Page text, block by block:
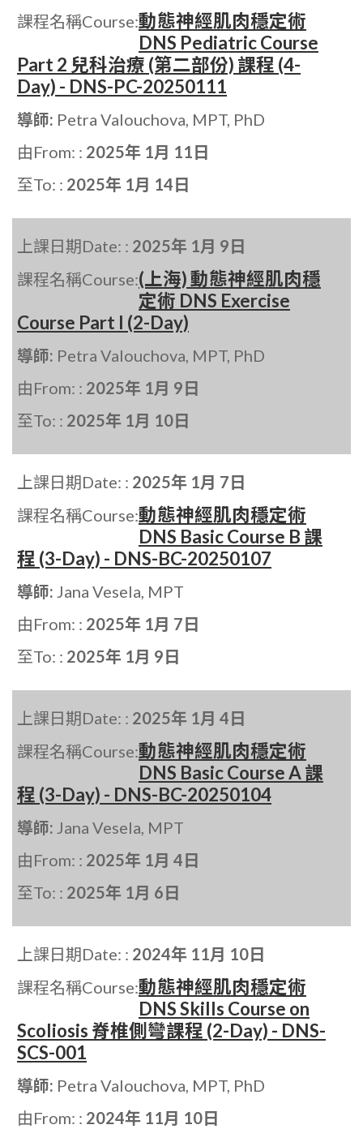
課程名稱Course:動態神經肌肉穩定術
DNS Pediatric Course
Part 2 兒科治療 (第二部份) 課程 (4-
Day) - DNS-PC-20250111
導師: Petra Valouchova, MPT, PhD
由From: : 2025年 1月 11日
至To: : 2025年 1月 14日
上課日期Date: : 2025年 1月 9日
課程名稱Course:(上海) 動態神經肌肉穩
定術 DNS Exercise
Course Part I (2-Day)
導師: Petra Valouchova, MPT, PhD
由From: : 2025年 1月 9日
至To: : 2025年 1月 10日
上課日期Date: : 2025年 1月 7日
課程名稱Course:動態神經肌肉穩定術
DNS Basic Course B 課
程 (3-Day) - DNS-BC-20250107
導師: Jana Vesela, MPT
由From: : 2025年 1月 7日
至To: : 2025年 1月 9日
上課日期Date: : 2025年 1月 4日
課程名稱Course:動態神經肌肉穩定術
DNS Basic Course A 課
程 (3-Day) - DNS-BC-20250104
導師: Jana Vesela, MPT
由From: : 2025年 1月 4日
至To: : 2025年 1月 6日
上課日期Date: : 2024年 11月 10日
課程名稱Course:動態神經肌肉穩定術
DNS Skills Course on
Scoliosis 脊椎側彎課程 (2-Day) - DNS-
SCS-001
導師: Petra Valouchova, MPT, PhD
由From: : 2024年 11月 10日